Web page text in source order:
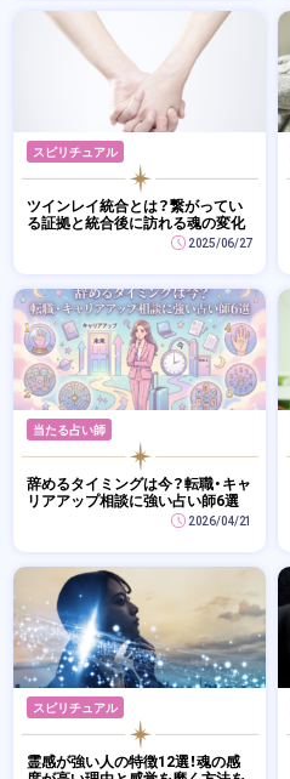
スピリチュアル
ツインレイ統合とは？繋がってい
る証拠と統合後に訪れる魂の変化
2025/06/27
当たる占い師
辞めるタイミングは今？転職・キャ
リアアップ相談に強い占い師6選
2026/04/21
スピリチュアル
霊感が強い人の特徴12選！魂の感